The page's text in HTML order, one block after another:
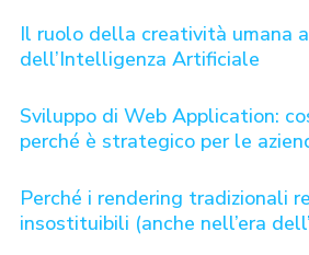
Il ruolo della creatività umana
dell’Intelligenza Artificiale
Sviluppo di Web Application:
perché è strategico per le
Perché i rendering tradizionali
insostituibili (anche nell’era